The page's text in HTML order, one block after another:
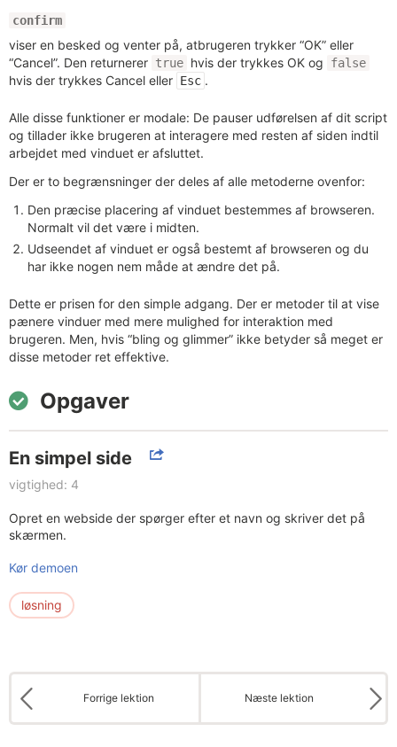
confirm
viser en besked og venter på, atbrugeren trykker “OK” eller
“Cancel”. Den returnerer true hvis der trykkes OK og false
hvis der trykkes Cancel eller Esc .
Alle disse funktioner er modale: De pauser udførelsen af dit script
og tillader ikke brugeren at interagere med resten af siden indtil
arbejdet med vinduet er afsluttet.
Der er to begrænsninger der deles af alle metoderne ovenfor:
Den præcise placering af vinduet bestemmes af browseren.
Normalt vil det være i midten.
Udseendet af vinduet er også bestemt af browseren og du
har ikke nogen nem måde at ændre det på.
Dette er prisen for den simple adgang. Der er metoder til at vise
pænere vinduer med mere mulighed for interaktion med
brugeren. Men, hvis “bling og glimmer” ikke betyder så meget er
disse metoder ret effektive.
Opgaver
En simpel side
vigtighed: 4
Opret en webside der spørger efter et navn og skriver det på
skærmen.
Kør demoen
løsning
Forrige lektion Næste lektion